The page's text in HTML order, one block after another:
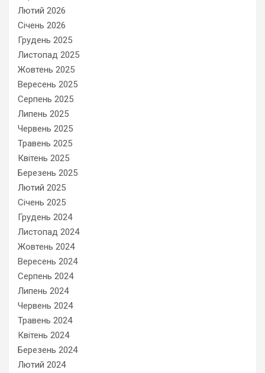
Лютий 2026
Січень 2026
Грудень 2025
Листопад 2025
Жовтень 2025
Вересень 2025
Серпень 2025
Липень 2025
Червень 2025
Травень 2025
Квітень 2025
Березень 2025
Лютий 2025
Січень 2025
Грудень 2024
Листопад 2024
Жовтень 2024
Вересень 2024
Серпень 2024
Липень 2024
Червень 2024
Травень 2024
Квітень 2024
Березень 2024
Лютий 2024